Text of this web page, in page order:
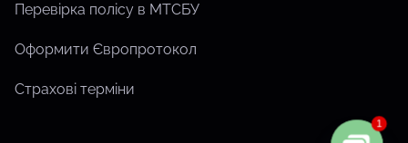
Перевірка полісу в МТСБУ
Оформити Європротокол
Страхові терміни
1